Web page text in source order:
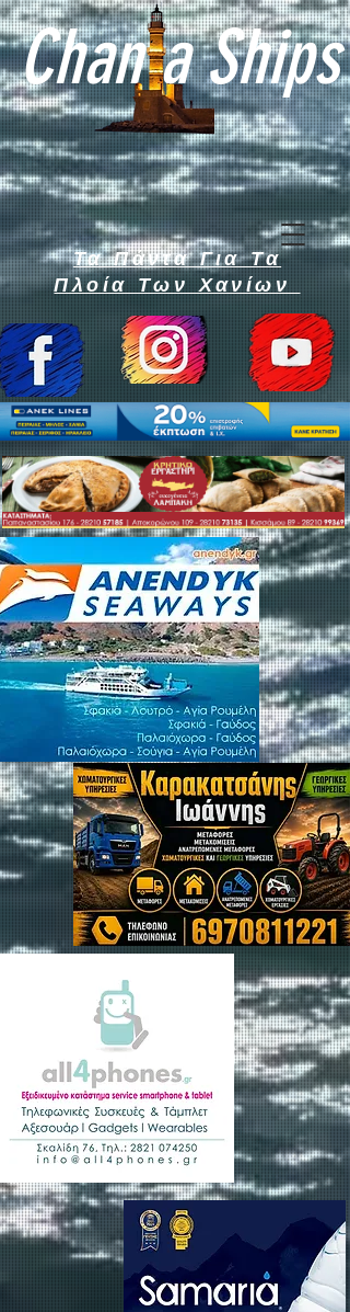
Chan a Ships
Τα Πάντα Για Τα
Πλοία Των Χανίων